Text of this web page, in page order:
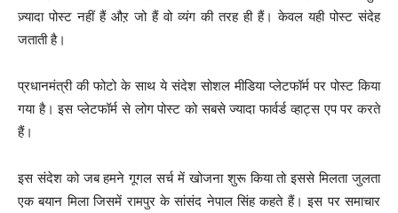
ज़्यादा पोस्ट नहीं हैं औऱ जो हैं वो व्यंग की तरह ही हैं। केवल यही पोस्ट संदेह
जताती है।
प्रधानमंत्री की फोटो के साथ ये संदेश सोशल मीडिया प्लेटफॉर्म पर पोस्ट किया
गया है। इस प्लेटफॉर्म से लोग पोस्ट को सबसे ज्यादा फार्वर्ड व्हाट्स एप पर करते
हैं।
इस संदेश को जब हमने गूगल सर्च में खोजना शुरू किया तो इससे मिलता जुलता
एक बयान मिला जिसमें रामपुर के सांसंद नेपाल सिंह कहते हैं। इस पर समाचार